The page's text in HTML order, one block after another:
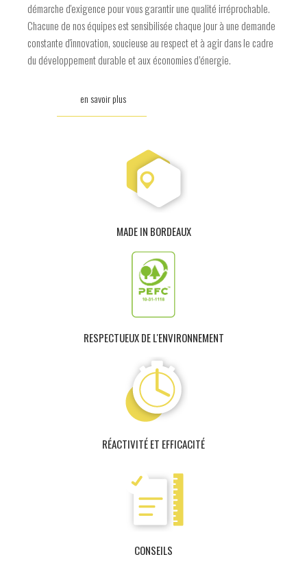
démarche d'exigence pour vous garantir une qualité irréprochable.
Chacune de nos équipes est sensibilisée chaque jour à une demande
constante d'innovation, soucieuse au respect et à agir dans le cadre
du développement durable et aux économies d’énergie.
en savoir plus
MADE IN BORDEAUX
RESPECTUEUX DE L'ENVIRONNEMENT
RÉACTIVITÉ ET EFFICACITÉ
CONSEILS